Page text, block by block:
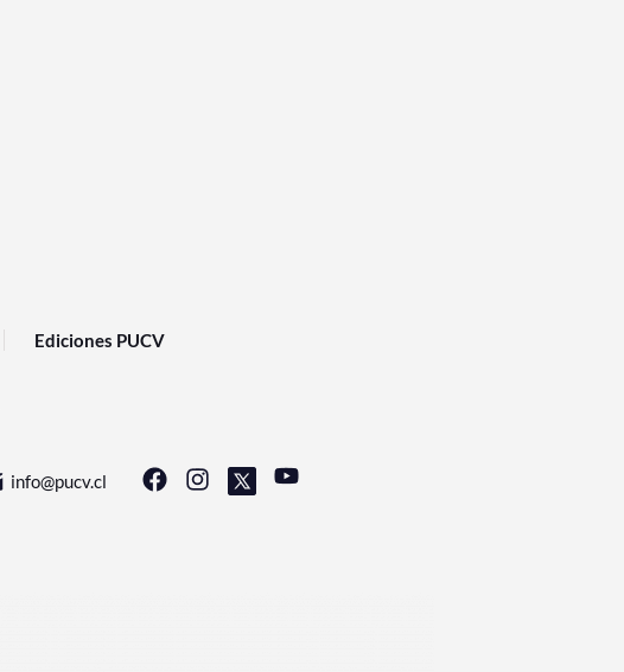
Ediciones PUCV
info@pucv.cl